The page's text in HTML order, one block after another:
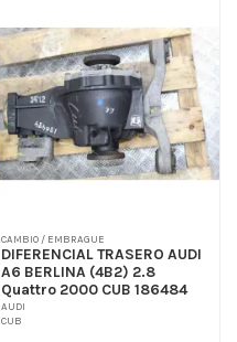
CAMBIO / EMBRAGUE
DIFERENCIAL TRASERO AUDI
A6 BERLINA (4B2) 2.8
Quattro 2000 CUB 186484
AUDI
CUB